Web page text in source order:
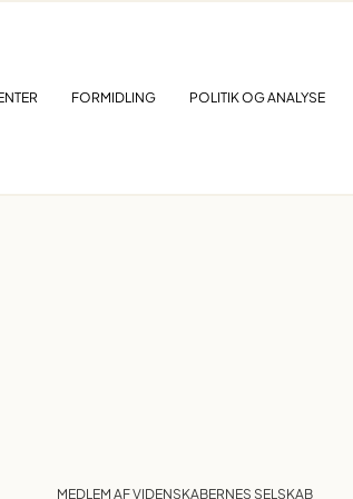
FORMIDLING POLITIK OG ANALYSE
MEDLEM AF VIDENSKABERNES SELSKAB